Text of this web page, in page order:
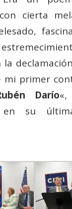
cierta
la
mi primer
Darío
en su